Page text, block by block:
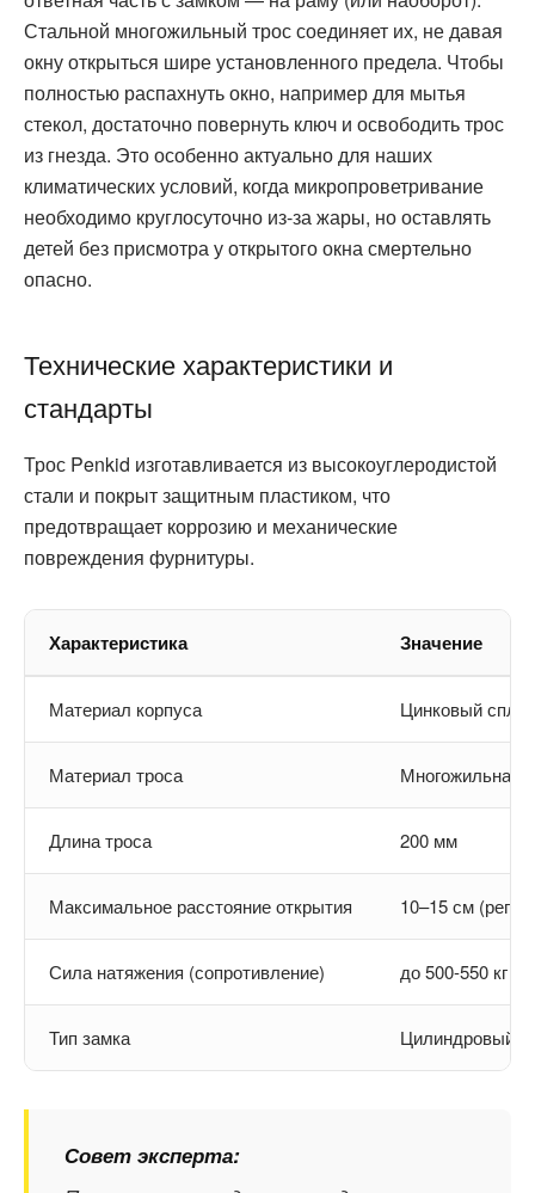
Стальной многожильный трос соединяет их, не давая
окну открыться шире установленного предела. Чтобы
полностью распахнуть окно, например для мытья
стекол, достаточно повернуть ключ и освободить трос
из гнезда. Это особенно актуально для наших
климатических условий, когда микропроветривание
необходимо круглосуточно из-за жары, но оставлять
детей без присмотра у открытого окна смертельно
опасно.
Технические характеристики и
стандарты
Трос Penkid изготавливается из высокоуглеродистой
стали и покрыт защитным пластиком, что
предотвращает коррозию и механические
повреждения фурнитуры.
Характеристика Значение
Материал корпуса Цинковый
Материал троса Многожильная
Длина троса 200 мм
Максимальное расстояние открытия 10–15 см
Сила натяжения (сопротивление) до 500-550 кг
Тип замка Цилиндровый
Совет эксперта: